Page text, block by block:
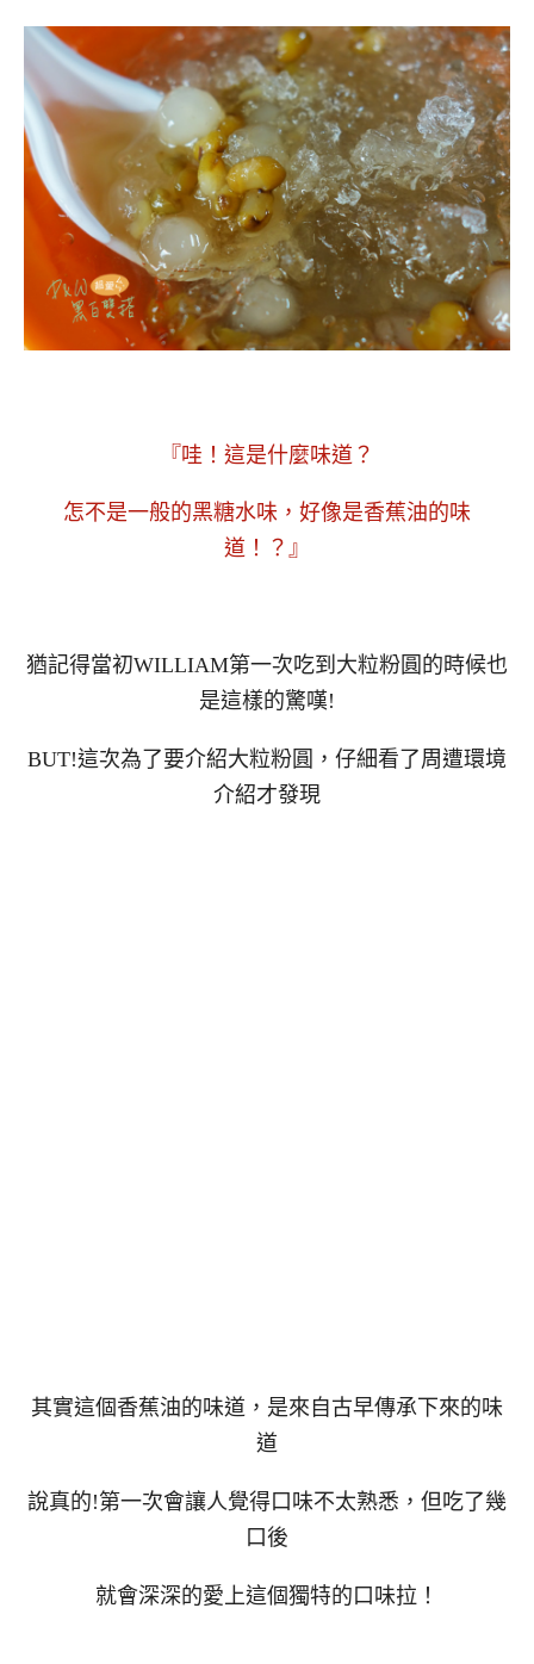
『哇！這是什麼味道？
怎不是一般的黑糖水味，好像是香蕉油的味
道！？』
猶記得當初WILLIAM第一次吃到大粒粉圓的時候也
是這樣的驚嘆!
BUT!這次為了要介紹大粒粉圓，仔細看了周遭環境
介紹才發現
其實這個香蕉油的味道，是來自古早傳承下來的味
道
說真的!第一次會讓人覺得口味不太熟悉，但吃了幾
口後
就會深深的愛上這個獨特的口味拉！